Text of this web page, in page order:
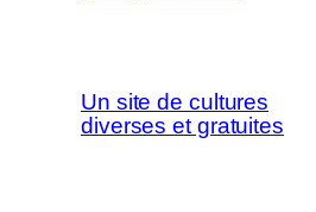
Un site de cultures
diverses et gratuites